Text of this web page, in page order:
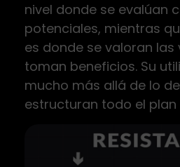
nivel donde se evalúan
potenciales, mientras
es donde se valoran las
toman beneficios. Su
mucho más allá de lo
estructuran todo el plan